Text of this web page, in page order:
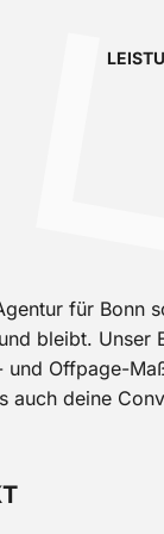
für Bonn
bleibt. Unser
und Offpage-
auch deine